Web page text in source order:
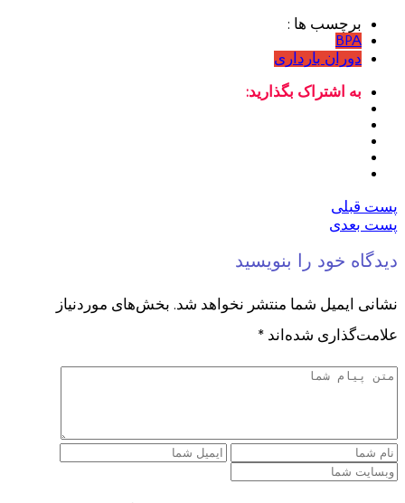
برچسب ها :
BPA
دوران بارداری
به اشتراک بگذارید:
پست قبلی
پست بعدی
دیدگاه خود را بنویسید
نشانی ایمیل شما منتشر نخواهد شد. بخش‌های موردنیاز
علامت‌گذاری شده‌اند *